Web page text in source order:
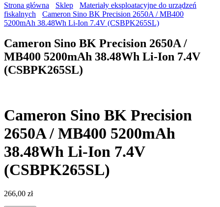
Strona główna Sklep
Materiały eksploatacyjne do urządzeń
fiskalnych
Cameron Sino BK Precision 2650A / MB400
5200mAh 38.48Wh Li-Ion 7.4V (CSBPK265SL)
Cameron Sino BK Precision 2650A /
MB400 5200mAh 38.48Wh Li-Ion 7.4V
(CSBPK265SL)
Cameron Sino BK Precision
2650A / MB400 5200mAh
38.48Wh Li-Ion 7.4V
(CSBPK265SL)
266,00 zł